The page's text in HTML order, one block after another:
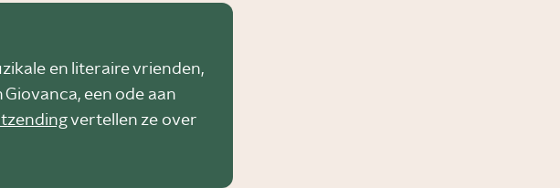
en literaire vrienden,
een ode aan
vertellen ze over